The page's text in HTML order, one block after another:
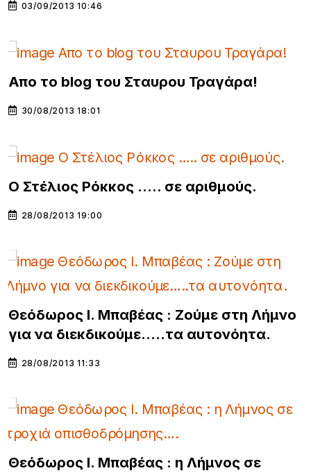
03/09/2013 10:46
Απο το blog του Σταυρου Τραγάρα!
30/08/2013 18:01
Ο Στέλιος Ρόκκος ….. σε αριθμούς.
28/08/2013 19:00
Θεόδωρος Ι. Μπαβέας : Ζούμε στη Λήμνο
για να διεκδικούμε…..τα αυτονόητα.
28/08/2013 11:33
Θεόδωρος Ι. Μπαβέας : η Λήμνος σε